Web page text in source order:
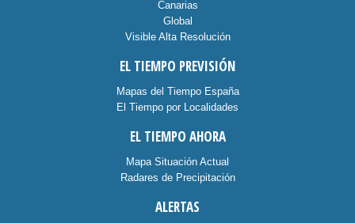
Canarias
Global
Visible Alta Resolución
EL TIEMPO PREVISIÓN
Mapas del Tiempo España
El Tiempo por Localidades
EL TIEMPO AHORA
Mapa Situación Actual
Radares de Precipitación
ALERTAS